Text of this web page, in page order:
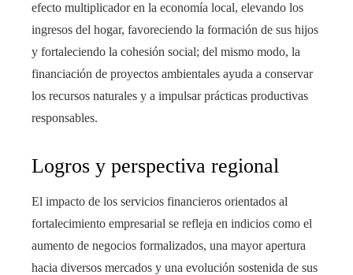
efecto multiplicador en la economía local, elevando los
ingresos del hogar, favoreciendo la formación de sus hijos
y fortaleciendo la cohesión social; del mismo modo, la
financiación de proyectos ambientales ayuda a conservar
los recursos naturales y a impulsar prácticas productivas
responsables.
Logros y perspectiva regional
El impacto de los servicios financieros orientados al
fortalecimiento empresarial se refleja en indicios como el
aumento de negocios formalizados, una mayor apertura
hacia diversos mercados y una evolución sostenida de sus